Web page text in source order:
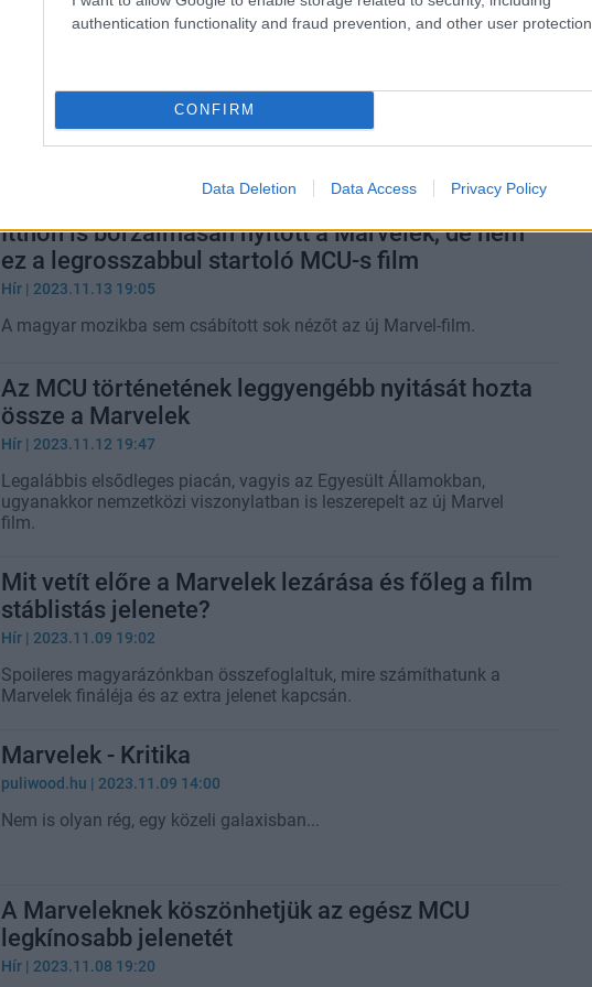
authentication functionality and fraud prevention, and other user protection.
CONFIRM
Data Deletion Data Access Privacy Policy
Az MCU legnagyobb ellenségei lassan a saját
| 2023.11.15 20:01
Sok problémája van jelenleg az MCU-nak, és lehet, hogy nem ez a
legégetőbb, de lassan tényleg kezdenie kéne valamit a Marvelnek a
Itthon is borzalmasan nyitott a Marvelek, de nem
ez a legrosszabbul startoló MCU-s film
Hír | 2023.11.13 19:05
A magyar mozikba sem csábított sok nézőt az új Marvel-film.
Az MCU történetének leggyengébb nyitását hozta
össze a Marvelek
Hír | 2023.11.12 19:47
Legalábbis elsődleges piacán, vagyis az Egyesült Államokban,
ugyanakkor nemzetközi viszonylatban is leszerepelt az új Marvel
film.
Mit vetít előre a Marvelek lezárása és főleg a film
stáblistás jelenete?
Hír | 2023.11.09 19:02
Spoileres magyarázónkban összefoglaltuk, mire számíthatunk a
Marvelek fináléja és az extra jelenet kapcsán.
Marvelek - Kritika
puliwood.hu | 2023.11.09 14:00
Nem is olyan rég, egy közeli galaxisban...
A Marveleknek köszönhetjük az egész MCU
legkínosabb jelenetét
Hír | 2023.11.08 19:20